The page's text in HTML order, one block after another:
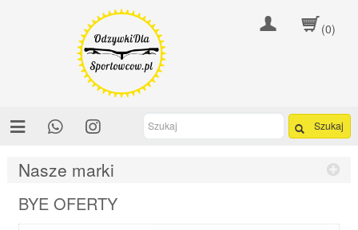
(0)
Szukaj
Nasze marki
BYE OFERTY